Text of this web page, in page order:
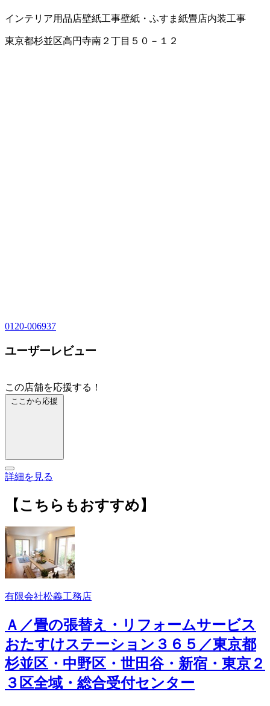
インテリア用品店壁紙工事壁紙・ふすま紙畳店内装工事
東京都杉並区高円寺南２丁目５０－１２
0120-006937
ユーザーレビュー
この店舗を応援する！
ここから応援
詳細を見る
【こちらもおすすめ】
有限会社松義工務店
Ａ／畳の張替え・リフォームサービス
おたすけステーション３６５／東京都
杉並区・中野区・世田谷・新宿・東京２
３区全域・総合受付センター